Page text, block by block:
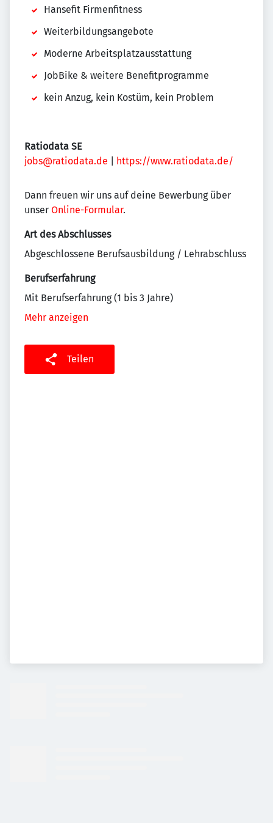
Hansefit Firmenfitness
Weiterbildungsangebote
Moderne Arbeitsplatzausstattung
JobBike & weitere Benefitprogramme
kein Anzug, kein Kostüm, kein Problem
Ratiodata SE
jobs@ratiodata.de
https://www.ratiodata.de/
Dann freuen wir uns auf deine Bewerbung über
unser Online-Formular.
Art des Abschlusses
Abgeschlossene Berufsausbildung / Lehrabschluss
Berufserfahrung
Mit Berufserfahrung (1 bis 3 Jahre)
Mehr anzeigen
Teilen